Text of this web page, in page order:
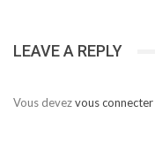
LEAVE A REPLY
Vous devezvous connecter